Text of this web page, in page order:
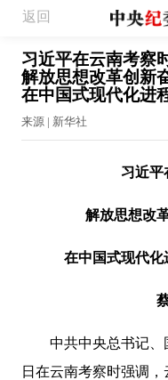
返回
习近平在云南考察
解放思想改革创新
在中国式现代化进
来源 | 新华社
习近平
解放思想改
在中国式现代
中共中央总书记、
日在云南考察时强调